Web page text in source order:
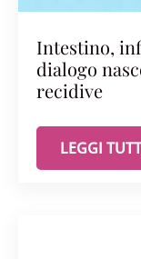
Intestino,
dialogo
recidive
LEGGI